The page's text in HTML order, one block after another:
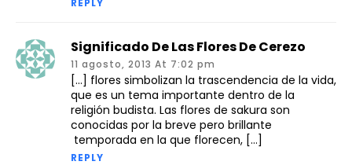
REPLY
Significado De Las Flores De Cerezo
11 agosto, 2013 At 7:02 pm
[…] flores simbolizan la trascendencia de la vida,
que es un tema importante dentro de la
religión budista. Las flores de sakura son
conocidas por la breve pero brillante
temporada en la que florecen, […]
REPLY